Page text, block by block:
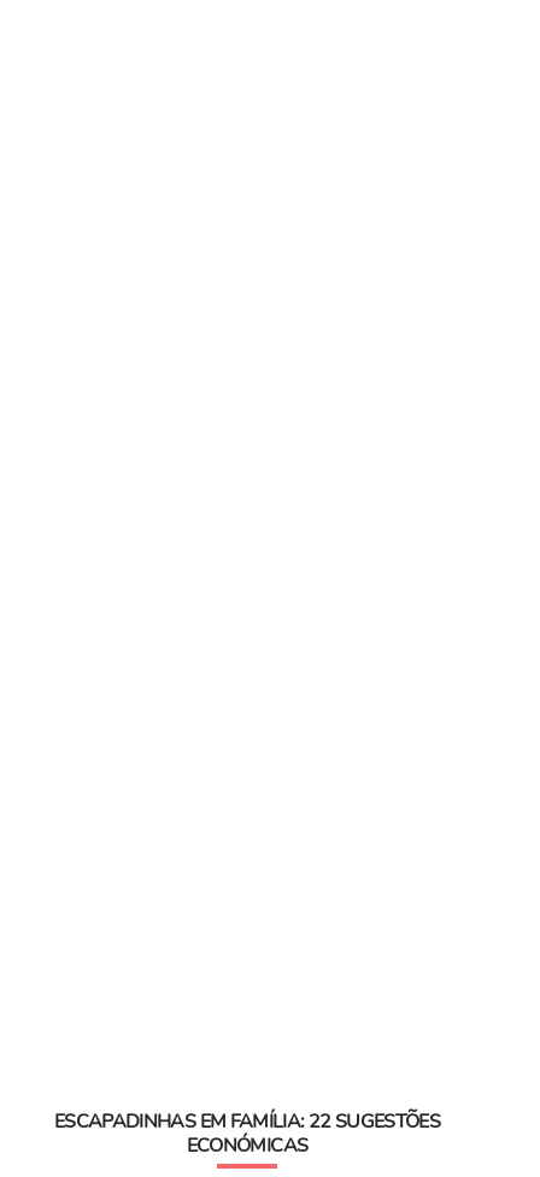
ESCAPADINHAS EM FAMÍLIA: 22 SUGESTÕES
ECONÓMICAS